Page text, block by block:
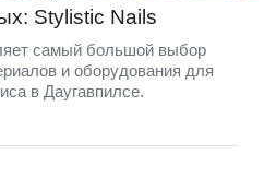
Stylistic Nails
самый большой выбор
и оборудования для
в Даугавпилсе.